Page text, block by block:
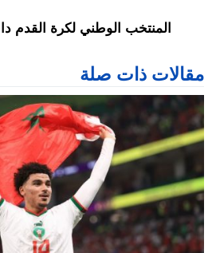
المنتخب الوطني لكرة القدم
مقالات ذات صلة